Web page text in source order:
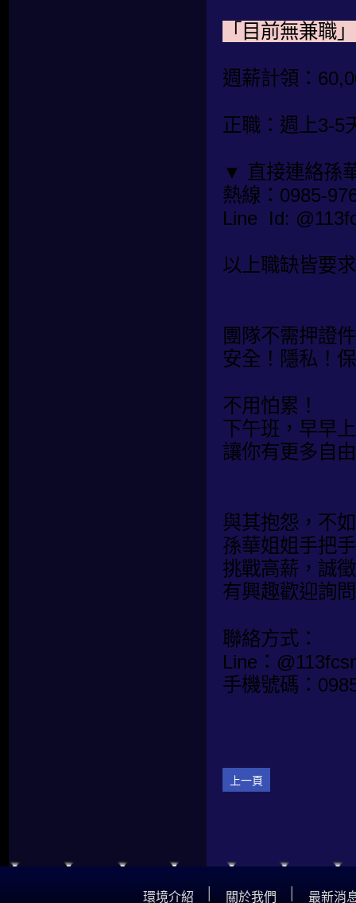
「目前無兼職」
週薪計領：
正職：週上3-5
▼ 直接連絡孫
熱線：0985-
Line  Id:
以上職缺皆要
團隊不需押證
安全！隱私！
不用怕累！
下午班，早早
讓你有更多自
與其抱怨，不
孫華姐姐手把
挑戰高薪，誠
有興趣歡迎詢問
聯絡方式：
Line：
手機號碼：
上一頁
環境介紹 關於我們 最新消